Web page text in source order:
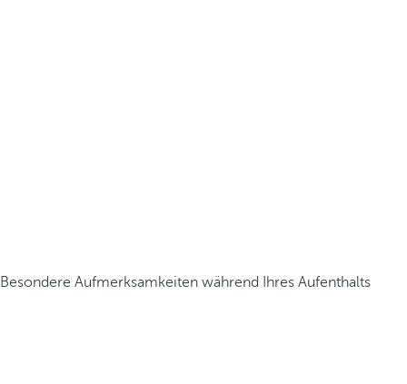
Besondere Aufmerksamkeiten während Ihres Aufenthalts